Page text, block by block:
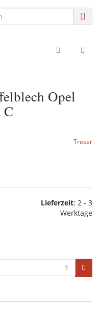
Opel
C
Treser
Lieferzeit: 2 - 3
Werktage